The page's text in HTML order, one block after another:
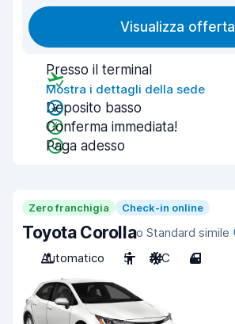
Visualizza offerta
Presso il terminal
Mostra i dettagli della sede
Deposito basso
Conferma immediata!
Paga adesso
Zero franchigia Check-in online
Toyota Corollao Standard simile
Automatico
5 A/C 4